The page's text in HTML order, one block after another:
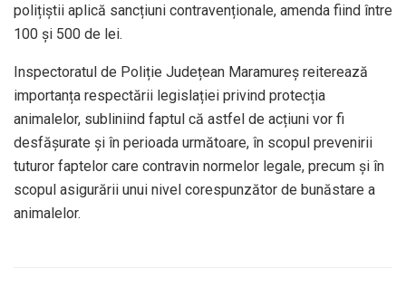
polițiștii aplică sancțiuni contravenționale, amenda fiind între
100 și 500 de lei.
Inspectoratul de Poliție Județean Maramureș reiterează
importanța respectării legislației privind protecția
animalelor, subliniind faptul că astfel de acțiuni vor fi
desfășurate și în perioada următoare, în scopul prevenirii
tuturor faptelor care contravin normelor legale, precum și în
scopul asigurării unui nivel corespunzător de bunăstare a
animalelor.